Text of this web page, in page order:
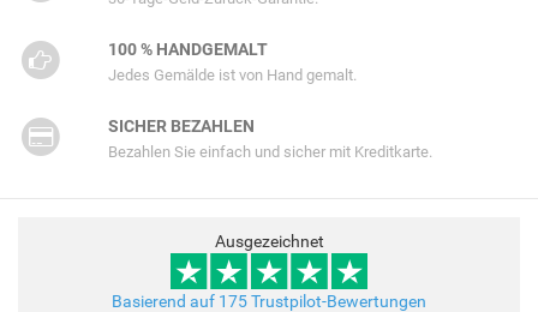
100 % HANDGEMALT
Jedes Gemälde ist von Hand gemalt.
SICHER BEZAHLEN
Bezahlen Sie einfach und sicher mit Kreditkarte.
Ausgezeichnet
Basierend auf 175 Trustpilot-Bewertungen